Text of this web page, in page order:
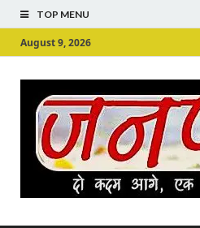
TOP MENU
August 9, 2026